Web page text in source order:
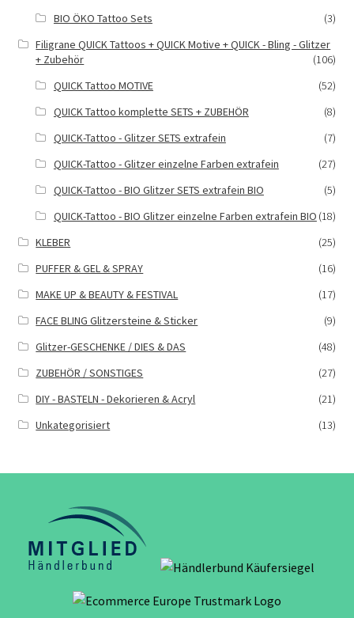
BIO ÖKO Tattoo Sets
(3)
Filigrane QUICK Tattoos + QUICK Motive + QUICK - Bling - Glitzer
+ Zubehör
(106)
QUICK Tattoo MOTIVE
(52)
QUICK Tattoo komplette SETS + ZUBEHÖR
(8)
QUICK-Tattoo - Glitzer SETS extrafein
(7)
QUICK-Tattoo - Glitzer einzelne Farben extrafein
(27)
QUICK-Tattoo - BIO Glitzer SETS extrafein BIO
(5)
QUICK-Tattoo - BIO Glitzer einzelne Farben extrafein BIO (18)
KLEBER
(25)
PUFFER & GEL & SPRAY
(16)
MAKE UP & BEAUTY & FESTIVAL
(17)
FACE BLING Glitzersteine & Sticker
(9)
Glitzer-GESCHENKE / DIES & DAS
(48)
ZUBEHÖR / SONSTIGES
(27)
DIY - BASTELN - Dekorieren & Acryl
(21)
Unkategorisiert
(13)